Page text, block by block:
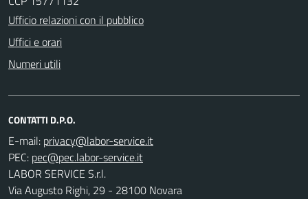
Ufficio relazioni con il pubblico
Uffici e orari
Numeri utili
CONTATTI D.P.O.
E-mail:
PEC:
LABOR SERVICE S.r.l.
Via Augusto Righi, 29 - 28100 Novara